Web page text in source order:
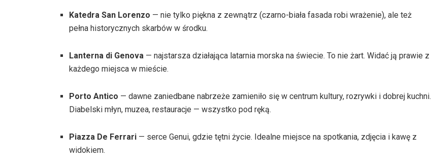
Katedra San Lorenzo — nie tylko piękna z zewnątrz (czarno-biała fasada robi wrażenie), ale też
pełna historycznych skarbów w środku.
Lanterna di Genova — najstarsza działająca latarnia morska na świecie. To nie żart. Widać ją prawie z
każdego miejsca w mieście.
Porto Antico — dawne zaniedbane nabrzeże zamieniło się w centrum kultury, rozrywki i dobrej kuchni.
Diabelski młyn, muzea, restauracje — wszystko pod ręką.
Piazza De Ferrari — serce Genui, gdzie tętni życie. Idealne miejsce na spotkania, zdjęcia i kawę z
widokiem.